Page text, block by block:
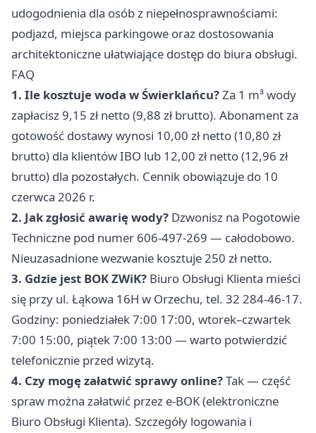
udogodnienia dla osób z niepełnosprawnościami:
podjazd, miejsca parkingowe oraz dostosowania
architektoniczne ułatwiające dostęp do biura obsługi.
FAQ
1. Ile kosztuje woda w Świerklańcu?Za 1 m³ wody
zapłacisz 9,15 zł netto (9,88 zł brutto). Abonament za
gotowość dostawy wynosi 10,00 zł netto (10,80 zł
brutto) dla klientów IBO lub 12,00 zł netto (12,96 zł
brutto) dla pozostałych. Cennik obowiązuje do 10
czerwca 2026 r.
2. Jak zgłosić awarię wody? Dzwonisz na Pogotowie
Techniczne pod numer 606-497-269 — całodobowo.
Nieuzasadnione wezwanie kosztuje 250 zł netto.
3. Gdzie jest BOK ZWiK? Biuro Obsługi Klienta mieści
się przy ul. Łąkowa 16H w Orzechu, tel. 32 284-46-17.
Godziny: poniedziałek 7:00 17:00, wtorek–czwartek
7:00 15:00, piątek 7:00 13:00 — warto potwierdzić
telefonicznie przed wizytą.
4. Czy mogę załatwić sprawy online?Tak — część
spraw można załatwić przez e-BOK (elektroniczne
Biuro Obsługi Klienta). Szczegóły logowania i